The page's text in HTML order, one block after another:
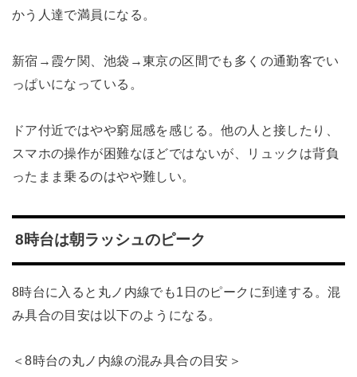
かう人達で満員になる。
新宿→霞ケ関、池袋→東京の区間でも多くの通勤客でい
っぱいになっている。
ドア付近ではやや窮屈感を感じる。他の人と接したり、
スマホの操作が困難なほどではないが、リュックは背負
ったまま乗るのはやや難しい。
8時台は朝ラッシュのピーク
8時台に入ると丸ノ内線でも1日のピークに到達する。混
み具合の目安は以下のようになる。
＜8時台の丸ノ内線の混み具合の目安＞